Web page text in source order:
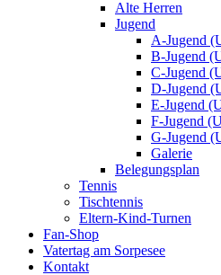
Alte Herren
Jugend
A-Jugend
B-Jugend
C-Jugend
D-Jugend
E-Jugend
F-Jugend
G-Jugend
Galerie
Belegungsplan
Tennis
Tischtennis
Eltern-Kind-Turnen
Fan-Shop
Vatertag am Sorpesee
Kontakt